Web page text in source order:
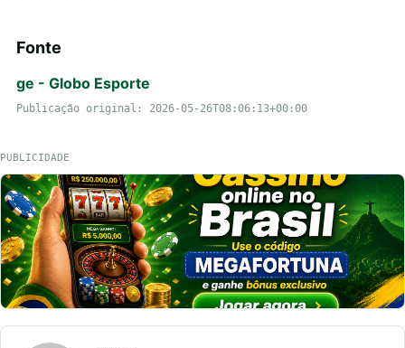
Fonte
ge - Globo Esporte
Publicação original: 2026-05-26T08:06:13+00:00
PUBLICIDADE